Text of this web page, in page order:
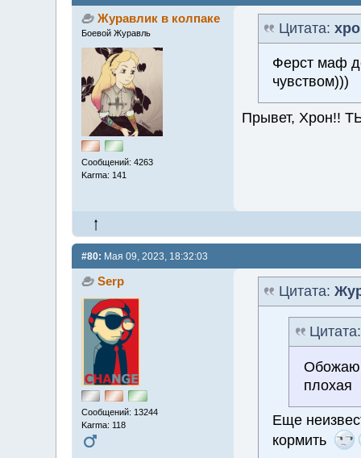
Журавлик в колпаке
Боевой Журавль
Сообщений: 4263
Karma: 141
Цитата:
Ферст маф
чувством)))
Прывет, Хрон!!
#80: Мая 09, 2023, 18:32:03
Serp
Сообщений: 13244
Karma: 118
Цитата:
Обожаю
плохая
Еще
кормить